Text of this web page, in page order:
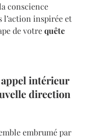
conscience
l’action inspirée et
de votre quête
appel intérieur
direction
embrumé par